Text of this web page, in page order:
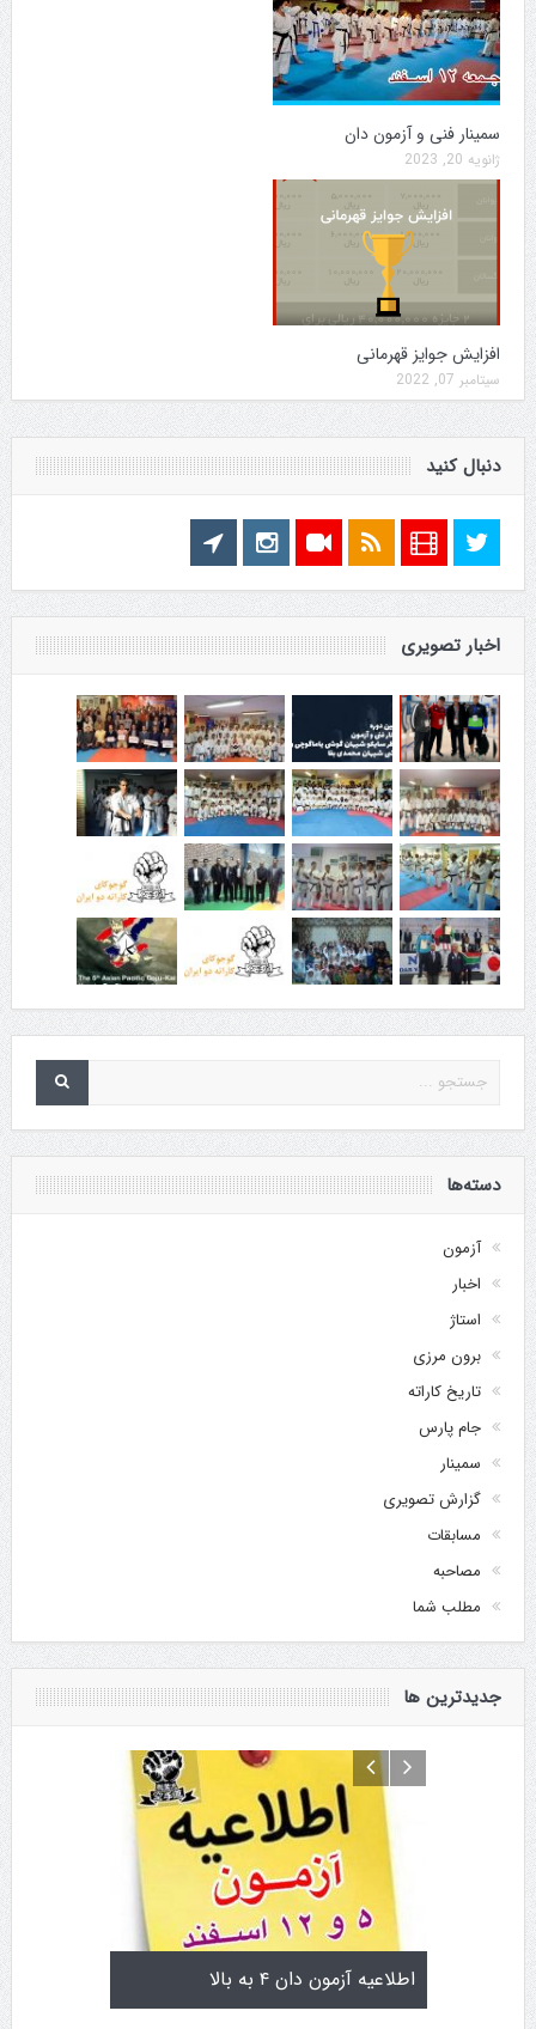
سمینار فنی و آزمون دان
ژانویه 20, 2023
افزایش جوایز قهرمانی
سپتامبر 07, 2022
دنبال کنید
اخبار تصویری
دسته‌ها
آزمون
اخبار
استاژ
برون مرزی
تاریخ کاراته
جام پارس
سمینار
گزارش تصویری
مسابقات
مصاحبه
مطلب شما
جدیدترین ها
اطلاعیه آزمون تولد کایچو سن سی گوگن یاماگوچی